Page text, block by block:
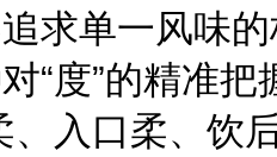
求单一风味
“度”的精准把
、入口柔、饮